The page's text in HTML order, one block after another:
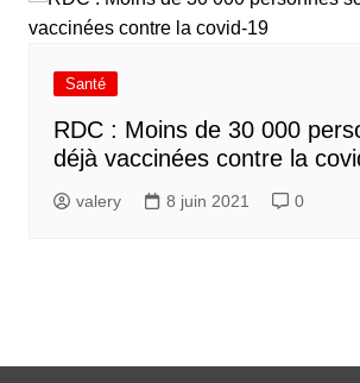
Santé
RDC : Moins de 30 000
déjà vaccinées contre la
valery 8 juin 2021 0